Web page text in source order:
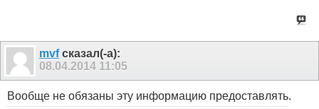
mvfсказал(-а):
08.04.2014 11:05
Вообще не обязаны эту информацию предоставлять.